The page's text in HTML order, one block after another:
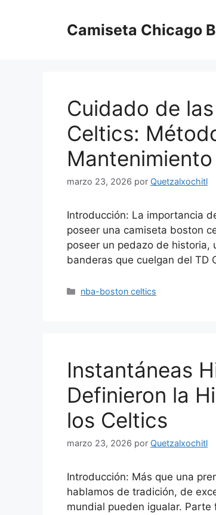
Camiseta Chicago
Cuidado de
Celtics:
marzo 23, 2026 por Quetzalxochitl
Introducción: La importancia
poseer una camiseta boston
poseer un pedazo de historia,
banderas que cuelgan del TD
Categorías
nba-boston celtics
Instantáneas
Definieron la
los Celtics
marzo 23, 2026 por Quetzalxochitl
Introducción: Más que una
hablamos de tradición, de
mundial pueden igualar.